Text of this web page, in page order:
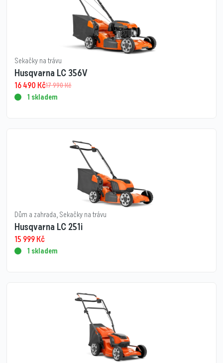
Sekačky na trávu
Husqvarna LC 356V
17 990Kč
16 490 Kč
1 skladem
Dům a zahrada, Sekačky na trávu
Husqvarna LC 251i
15 999Kč
1 skladem